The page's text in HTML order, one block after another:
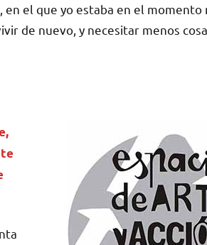
el que yo estaba en el momento
de nuevo, y necesitar menos
te